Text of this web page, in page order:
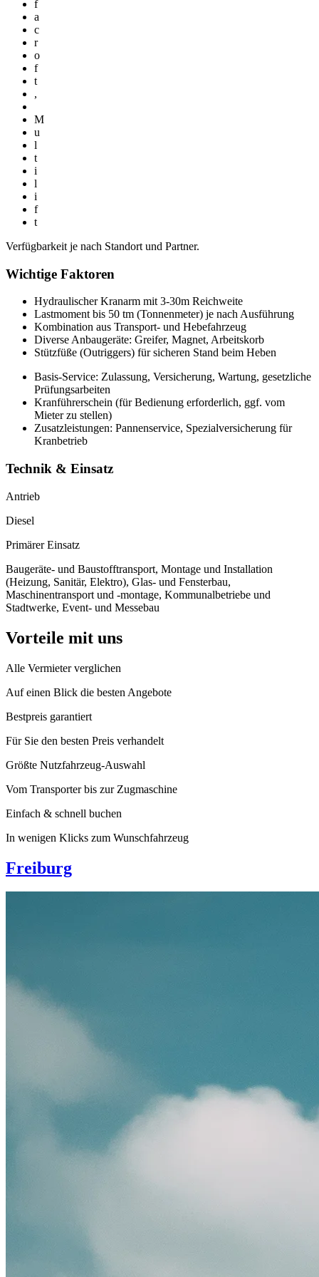
f
a
c
r
o
f
t
,
M
u
l
t
i
l
i
f
t
Verfügbarkeit je nach Standort und Partner.
Wichtige Faktoren
Hydraulischer Kranarm mit 3-30m Reichweite
Lastmoment bis 50 tm (Tonnenmeter) je nach Ausführung
Kombination aus Transport- und Hebefahrzeug
Diverse Anbaugeräte: Greifer, Magnet, Arbeitskorb
Stützfüße (Outriggers) für sicheren Stand beim Heben
Basis-Service: Zulassung, Versicherung, Wartung, gesetzliche
Prüfungsarbeiten
Kranführerschein (für Bedienung erforderlich, ggf. vom
Mieter zu stellen)
Zusatzleistungen: Pannenservice, Spezialversicherung für
Kranbetrieb
Technik & Einsatz
Antrieb
Diesel
Primärer Einsatz
Baugeräte- und Baustofftransport, Montage und Installation
(Heizung, Sanitär, Elektro), Glas- und Fensterbau,
Maschinentransport und -montage, Kommunalbetriebe und
Stadtwerke, Event- und Messebau
Vorteile mit uns
Alle Vermieter verglichen
Auf einen Blick die besten Angebote
Bestpreis garantiert
Für Sie den besten Preis verhandelt
Größte Nutzfahrzeug-Auswahl
Vom Transporter bis zur Zugmaschine
Einfach & schnell buchen
In wenigen Klicks zum Wunschfahrzeug
Freiburg